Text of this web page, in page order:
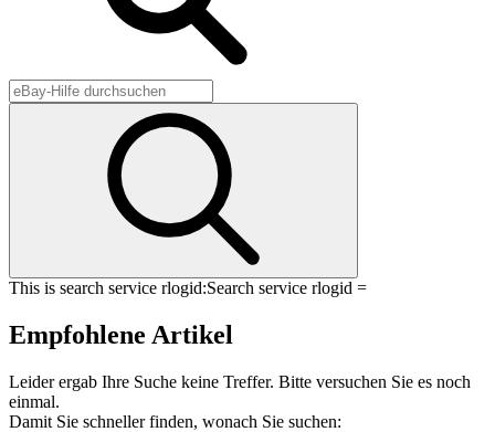
This is search service rlogid:Search service rlogid =
Empfohlene Artikel
Leider ergab Ihre Suche keine Treffer. Bitte versuchen Sie es noch
einmal.
Damit Sie schneller finden, wonach Sie suchen: